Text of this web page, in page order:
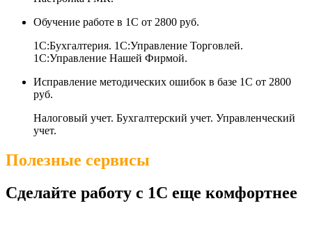
Обучение работе в 1С от 2800 руб.
1С:Бухгалтерия. 1С:Управление Торговлей.
1С:Управление Нашей Фирмой.
Исправление методических ошибок в базе 1С от 2800
руб.
Налоговый учет. Бухгалтерский учет. Управленческий
учет.
Полезные сервисы
Сделайте работу с 1С еще комфортнее